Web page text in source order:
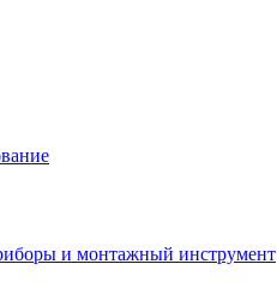
и монтажный инструмент